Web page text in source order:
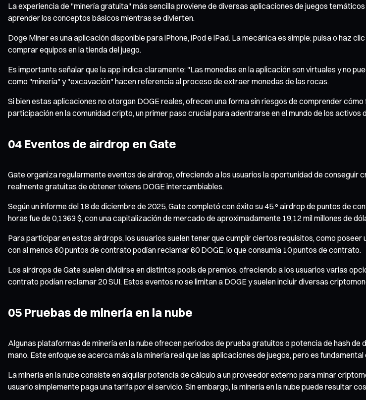
La experiencia de "minería gratuita" más sencilla proviene de diversas aplicaciones de juegos
aprender los conceptos básicos mientras se divierten.
Doge Miner es una aplicación disponible para iPhone, iPod e iPad. La mecánica es simple: pulsa o haz
comprar equipos en la tienda del juego.
Es importante señalar que la app indica claramente: "Las monedas en la aplicación son virtuales y no
como "minería" y "excavación" hacen referencia al proceso de extraer monedas de las rocas.
Si bien estas aplicaciones no otorgan DOGE reales, ofrecen una forma sin riesgos de comprender
participación en la comunidad cripto, un primer paso crucial para adentrarse en el mundo de los activos
04 Eventos de airdrop en Gate
Gate organiza regularmente eventos de airdrop, ofreciendo a los usuarios la oportunidad de conseguir
realmente gratuitas de obtener tokens DOGE intercambiables.
Según un informe del 18 de diciembre de 2025, Gate completó con éxito su 45.º airdrop de puntos de
horas fue de 0,1363 $, con una capitalización de mercado de aproximadamente 19,12 mil millones de
Para participar en estos airdrops, los usuarios suelen tener que cumplir ciertos requisitos, como
con al menos 60 puntos de contrato podían reclamar 60 DOGE, lo que consumía 10 puntos de contrato.
Los airdrops de Gate suelen dividirse en distintos pools de premios, ofreciendo a los usuarios varias
contrato podían reclamar 20 SUI. Estos eventos no se limitan a DOGE y suelen incluir diversas
05 Pruebas de minería en la nube
Algunas plataformas de minería en la nube ofrecen periodos de prueba gratuitos o potencia de hash
mano. Este enfoque se acerca más a la minería real que las aplicaciones de juegos, pero es
La minería en la nube consiste en alquilar potencia de cálculo a un proveedor externo para minar
usuario simplemente paga una tarifa por el servicio. Sin embargo, la minería en la nube puede resultar